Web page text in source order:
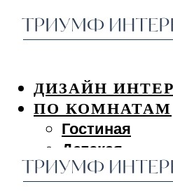
ДИЗАЙН
ПО КОМНАТАМ
Гостиная
Детская
Спальня